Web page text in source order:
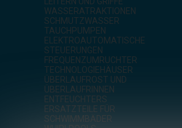
WASSERATRAKTIONEN
SCHMUTZWASSER
TAUCHPUMPEN
ELEKTROAUTOMATISCHE
STEUERUNGEN
FREQUENZUMRUCHTER
TECHNOLOGIEHÄUSER
ÜBERLAUFROST UND
ÜBERLAUFRINNEN
ENTFEUCHTERS
ERSATZTEILE FÜR
SCHWIMMBÄDER